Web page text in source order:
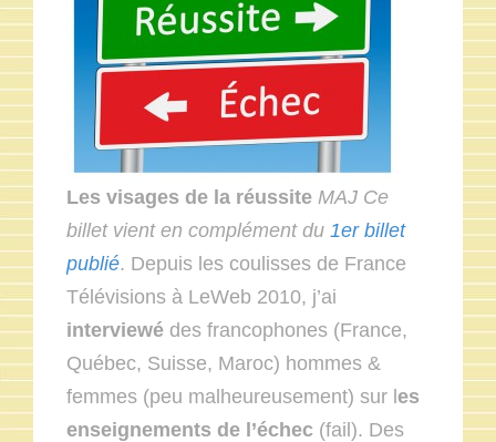
Les visages de la réussite MAJ Ce
billet vient en complément du 1er billet
publié. Depuis les coulisses de France
Télévisions à LeWeb 2010, j’ai
interviewé des francophones (France,
Québec, Suisse, Maroc) hommes &
femmes (peu malheureusement) sur l es
enseignements de l’échec (fail). Des